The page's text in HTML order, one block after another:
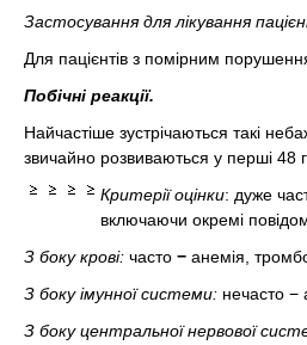
Застосування для лікування
Для пацієнтів з помірним
Побічні реакції.
Найчастіше зустрічаються такі
звичайно розвиваються у перші 48
Критерії оцінки: дуже
включаючи окремі
З боку крові: часто − анемія,
З боку імунної системи: нечасто −
З боку центральної нервової